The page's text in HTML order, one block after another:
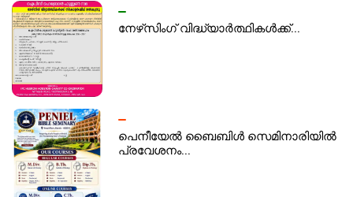
നേഴ്‌സിംഗ് വിദ്ധ്യാർത്ഥികൾക്ക്...
പെനീയേൽ ബൈബിൾ സെമിനാരിയിൽ
പ്രവേശനം...